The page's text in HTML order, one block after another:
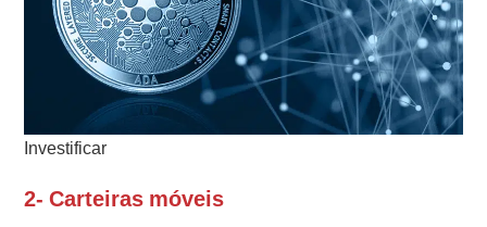
Investificar
2- Carteiras móveis